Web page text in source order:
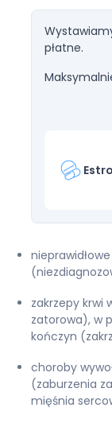
płatne.
zakrzepy krwi
zatorowa), w
kończyn
choroby
(zaburzenia
mięśnia